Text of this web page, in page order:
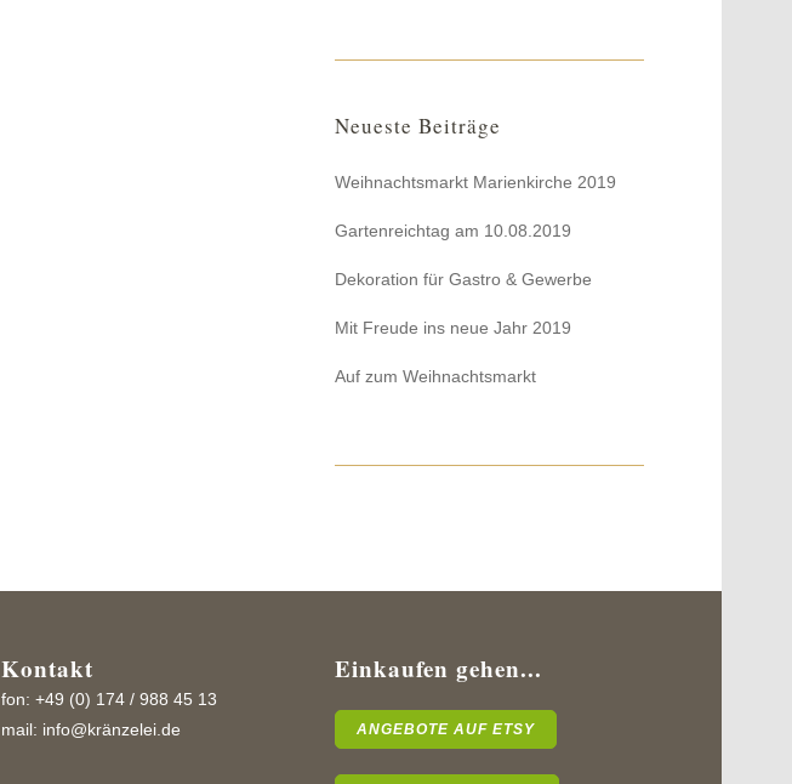
Neueste Beiträge
Weihnachtsmarkt Marienkirche 2019
Gartenreichtag am 10.08.2019
Dekoration für Gastro & Gewerbe
Mit Freude ins neue Jahr 2019
Auf zum Weihnachtsmarkt
Kontakt
fon: +49 (0) 174 / 988 45 13
mail: info@kränzelei.de
Einkaufen gehen...
ANGEBOTE AUF ETSY